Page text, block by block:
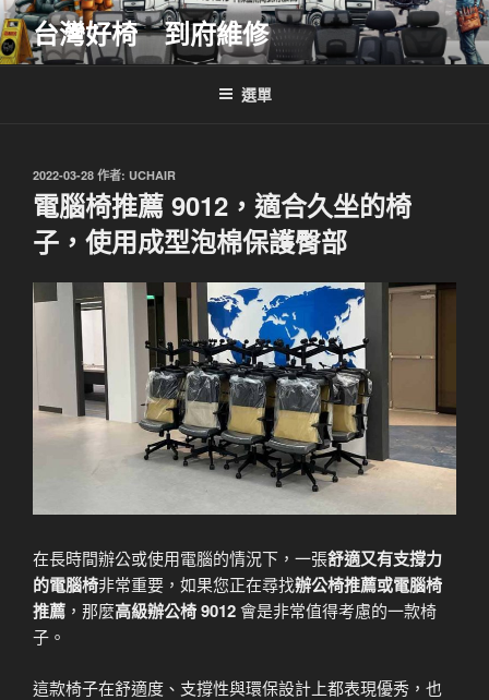
跳
至
主
台灣好椅 到府維修
選單
發
佈
於
2022-03-28 作者: UCHAIR
電腦椅推薦 9012，適合久坐的椅
子，使用成型泡棉保護臀部
在長時間辦公或使用電腦的情況下，一張舒適又有支撐力
的電腦椅非常重要，如果您正在尋找辦公椅推薦或電腦椅
推薦 ，那麼高級辦公椅 9012會是非常值得考慮的一款椅
子。
這款椅子在舒適度、支撐性與環保設計上都表現優秀，也